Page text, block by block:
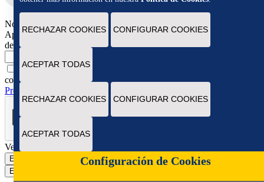
Novedades
Apúntate para recibir novedades, promociones y ofertas exclusivas
de Correos Market
Marcando esta casilla consiento la remisión de las
comunicaciones comerciales de acuerdo con laPolítica de
Protección de datos Novedades de Correos Market
Verificación reCAPTCHA
Enviar
Enviar
RECHAZAR COOKIES CONFIGURAR COOKIES
ACEPTAR TODAS
RECHAZAR COOKIES CONFIGURAR COOKIES
ACEPTAR TODAS
Configuración de Cookies